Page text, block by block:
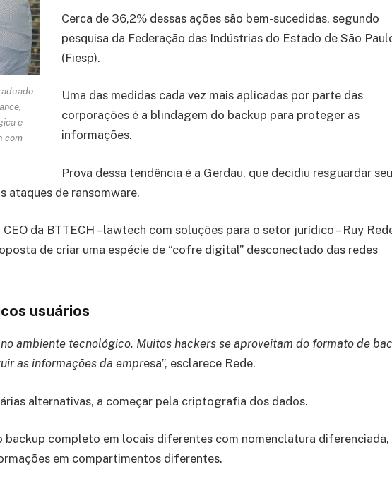
e
com
Cerca de 36,2% dessas ações são bem-sucedidas, segundo
pesquisa da Federação das Indústrias do Estado de São
(Fiesp).
Uma das medidas cada vez mais aplicadas por parte das
corporações é a blindagem do backup para proteger as
informações.
Prova dessa tendência é a Gerdau, que decidiu resguardar seu
ataques de ransomware.
da BTTECH – lawtech com soluções para o setor jurídico – Ruy
de criar uma espécie de “cofre digital” desconectado das redes
usuários
ambiente tecnológico. Muitos hackers se aproveitam do formato de
as informações da empresa”, esclarece Rede.
alternativas, a começar pela criptografia dos dados.
backup completo em locais diferentes com nomenclatura diferenciada,
em compartimentos diferentes.